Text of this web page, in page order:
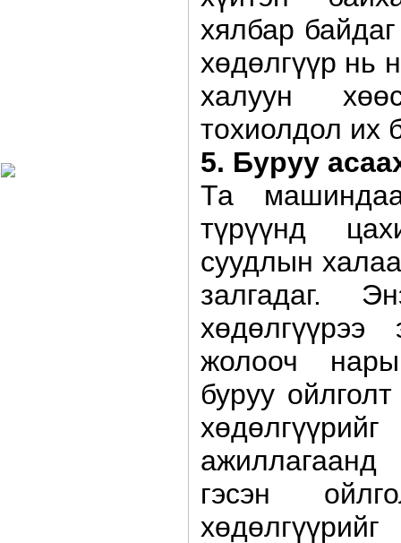
хялбар
хөдөлгүүр нь
халуун
тохиолдол их
5. Буруу
Та
түрүүнд
суудлын
залгадаг.
жолооч
буруу
ажиллагаанд
гэсэн